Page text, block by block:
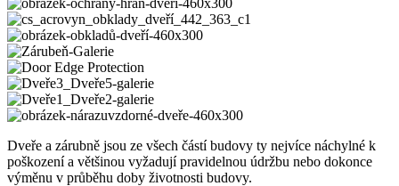
Dveře a zárubně jsou ze všech částí budovy ty nejvíce náchylné k
poškození a většinou vyžadují pravidelnou údržbu nebo dokonce
výměnu v průběhu doby životnosti budovy.